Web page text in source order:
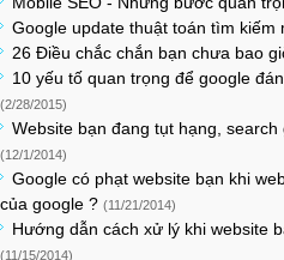
Google update thuật toán tìm kiếm
26 Điều chắc chắn bạn chưa bao
10 yếu tố quan trọng để google
(2/28/2015)
Website bạn đang tụt hạng,
(12/1/2014)
Google có phạt website bạn khi
của google ? (11/21/2014)
Hướng dẫn cách xử lý khi website
(11/15/2014)